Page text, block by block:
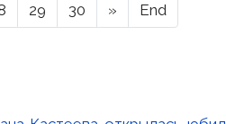
29 30 » End